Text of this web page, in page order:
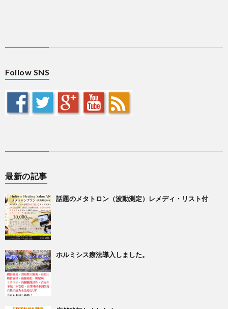
Follow SNS
最新の記事
話題のメタトロン（波動測定）レメディ・リスト付
ホルミシス療法導入しました。